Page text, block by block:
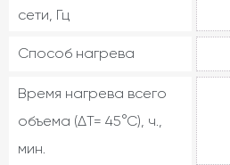
сети, Гц
Способ нагрева
Время нагрева всего
объема (ΔТ= 45°С), ч.,
мин.